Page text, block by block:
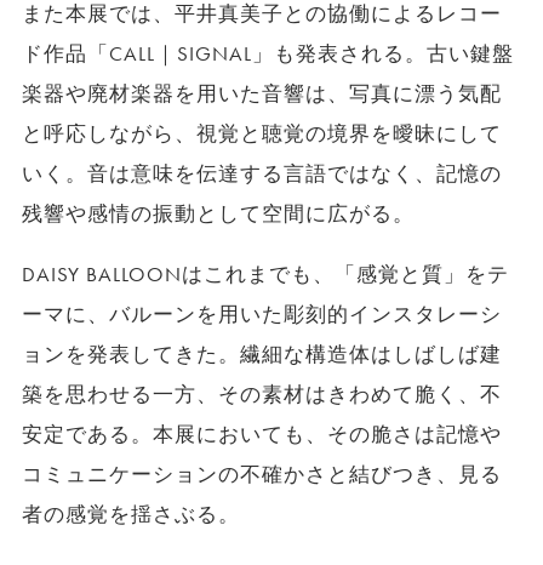
また本展では、平井真美子との協働によるレコー
ド作品「CALL｜SIGNAL」も発表される。古い鍵盤
楽器や廃材楽器を用いた音響は、写真に漂う気配
と呼応しながら、視覚と聴覚の境界を曖昧にして
いく。音は意味を伝達する言語ではなく、記憶の
残響や感情の振動として空間に広がる。
DAISY BALLOONはこれまでも、「感覚と質」をテ
ーマに、バルーンを用いた彫刻的インスタレーシ
ョンを発表してきた。繊細な構造体はしばしば建
築を思わせる一方、その素材はきわめて脆く、不
安定である。本展においても、その脆さは記憶や
コミュニケーションの不確かさと結びつき、見る
者の感覚を揺さぶる。